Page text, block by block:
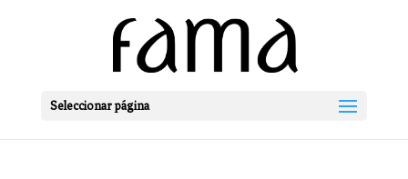
Seleccionar página